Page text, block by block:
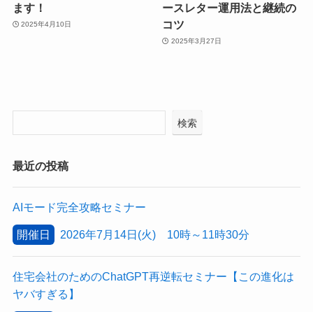
ます！
2025年4月10日
ースレター運用法と継続の
コツ
2025年3月27日
検索
最近の投稿
AIモード完全攻略セミナー
開催日 2026年7月14日(火) 10時～11時30分
住宅会社のためのChatGPT再逆転セミナー【この進化は
ヤバすぎる】